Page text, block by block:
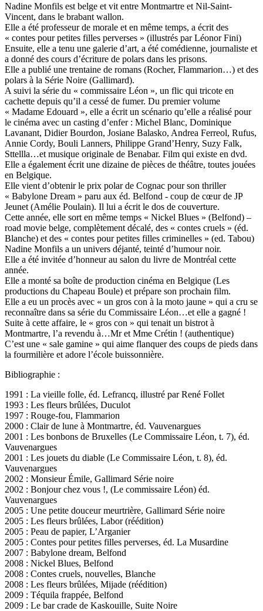
Nadine Monfils est belge et vit entre Montmartre et Nil-Saint-
Vincent, dans le brabant wallon.
Elle a été professeur de morale et en même temps, a écrit des
« contes pour petites filles perverses » (illustrés par Léonor Fini)
Ensuite, elle a tenu une galerie d’art, a été comédienne, journaliste et
a donné des cours d’écriture de polars dans les prisons.
Elle a publié une trentaine de romans (Rocher, Flammarion…) et des
polars à la Série Noire (Gallimard).
A suivi la série du « commissaire Léon », un flic qui tricote en
cachette depuis qu’il a cessé de fumer. Du premier volume
« Madame Edouard », elle a écrit un scénario qu’elle a réalisé pour
le cinéma avec un casting d’enfer : Michel Blanc, Dominique
Lavanant, Didier Bourdon, Josiane Balasko, Andrea Ferreol, Rufus,
Annie Cordy, Bouli Lanners, Philippe Grand’Henry, Suzy Falk,
Sttellla…et musique originale de Benabar. Film qui existe en dvd.
Elle a également écrit une dizaine de pièces de théâtre, toutes jouées
en Belgique.
Elle vient d’obtenir le prix polar de Cognac pour son thriller
« Babylone Dream » paru aux éd. Belfond - coup de cœur de JP
Jeunet (Amélie Poulain). Il lui a écrit le dos de couverture.
Cette année, elle sort en même temps « Nickel Blues » (Belfond) –
road movie belge, complètement décalé, des « contes cruels » (éd.
Blanche) et des « contes pour petites filles criminelles » (ed. Tabou)
Nadine Monfils a un univers déjanté, teinté d’humour noir.
Elle a été invitée d’honneur au salon du livre de Montréal cette
année.
Elle a monté sa boîte de production cinéma en Belgique (Les
productions du Chapeau Boule) et prépare son prochain film.
Elle a eu un procès avec « un gros con à la moto jaune » qui a cru se
reconnaître dans sa série du Commissaire Léon…et elle a gagné !
Suite à cette affaire, le « gros con » qui tenait un bistrot à
Montmartre, l’a revendu à…Mr et Mme Crétin ! (authentique)
C’est une « sale gamine » qui aime flanquer des coups de pieds dans
la fourmilière et adore l’école buissonnière.
Bibliographie :
1991 : La vieille folle, éd. Lefrancq, illustré par René Follet
1993 : Les fleurs brûlées, Duculot
1997 : Rouge-fou, Flammarion
2000 : Clair de lune à Montmartre, éd. Vauvenargues
2001 : Les bonbons de Bruxelles (Le Commissaire Léon, t. 7), éd.
Vauvenargues
2001 : Les jouets du diable (Le Commissaire Léon, t. 8), éd.
Vauvenargues
2002 : Monsieur Émile, Gallimard Série noire
2002 : Bonjour chez vous !, (Le commissaire Léon) éd.
Vauvenargues
2005 : Une petite douceur meurtrière, Gallimard Série noire
2005 : Les fleurs brûlées, Labor (réédition)
2005 : Peau de papier, L’Arganier
2005 : Contes pour petites filles perverses, éd. La Musardine
2007 : Babylone dream, Belfond
2008 : Nickel Blues, Belfond
2008 : Contes cruels, nouvelles, Blanche
2008 : Les fleurs brûlées, Mijade (réédition)
2009 : Téquila frappée, Belfond
2009 : Le bar crade de Kaskouille, Suite Noire